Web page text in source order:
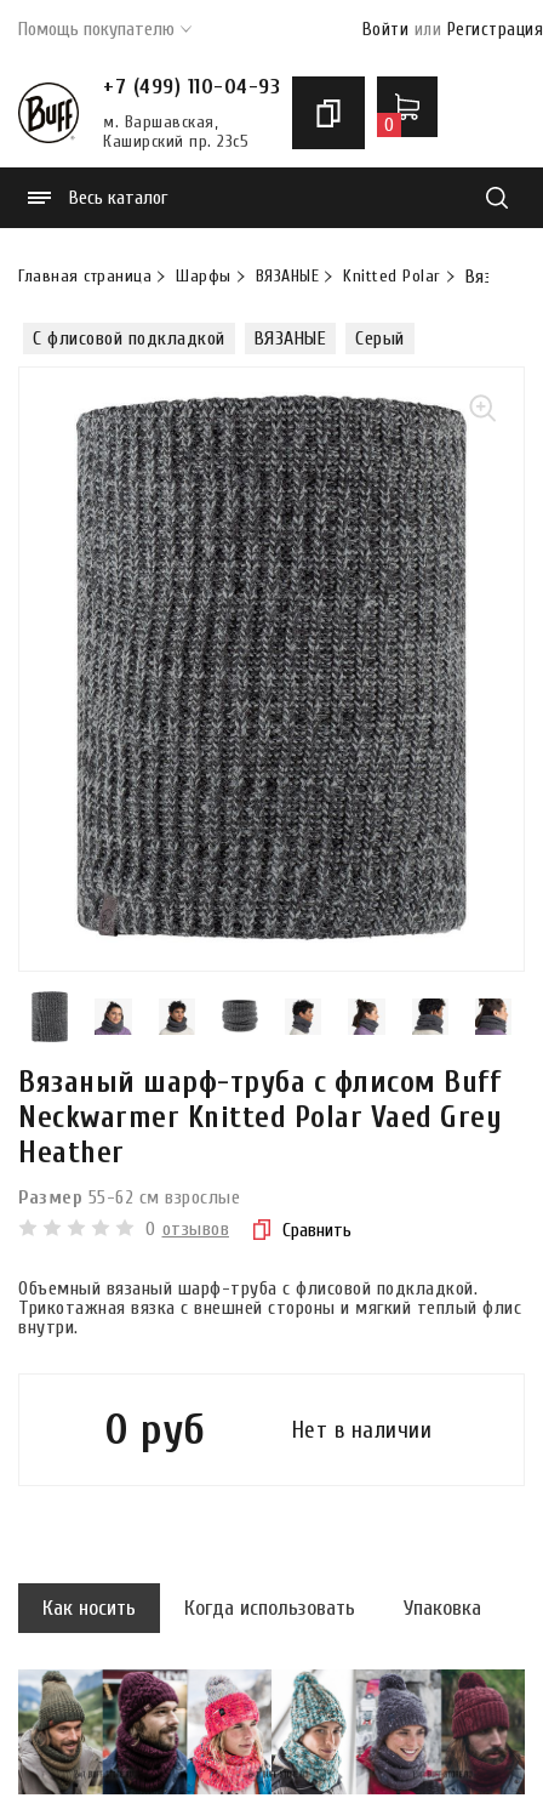
Помощь покупателю Войти или Регистрация
+7 (499) 110-04-93
м. Варшавская,
Каширский пр. 23с5
0
Весь каталог
Главная страница Шарфы ВЯЗАНЫЕ Knitted Polar Вязаный
С флисовой подкладкой ВЯЗАНЫЕ Серый
Вязаный шарф-труба с флисом Buff
Neckwarmer Knitted Polar Vaed Grey
Heather
Размер 55-62 см взрослые
0 отзывов Сравнить
Объемный вязаный шарф-труба с флисовой подкладкой.
Трикотажная вязка с внешней стороны и мягкий теплый флис
внутри.
0 руб Нет в наличии
Как носить Когда использовать Упаковка